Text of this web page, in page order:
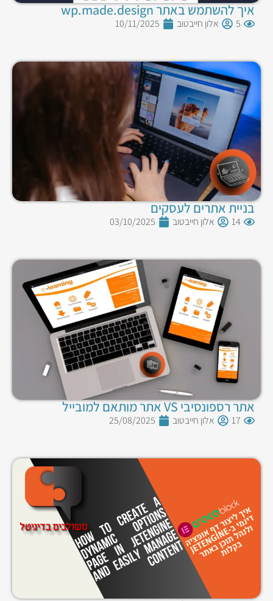
איך להשתמש באתר wp.made.design
5 אלון חייבטוב 10/11/2025
בניית אתרים לעסקים
14 אלון חייבטוב 03/10/2025
אתר רספונסיבי VS אתר מותאם למובייל
17 אלון חייבטוב 25/08/2025